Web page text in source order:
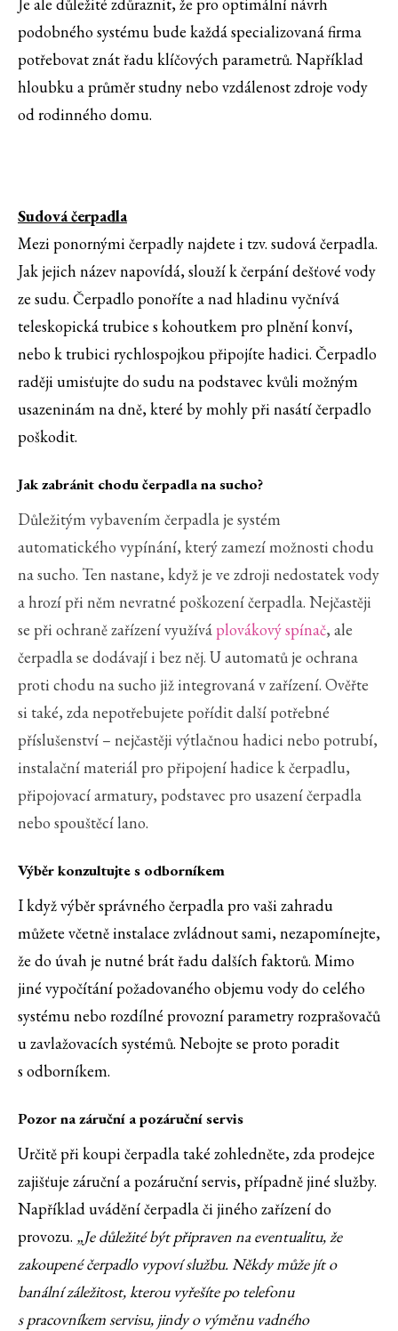
Je ale důležité zdůraznit, že pro optimální návrh
podobného systému bude každá specializovaná firma
potřebovat znát řadu klíčových parametrů. Například
hloubku a průměr studny nebo vzdálenost zdroje vody
od rodinného domu.
Sudová čerpadla
Mezi ponornými čerpadly najdete i tzv. sudová čerpadla.
Jak jejich název napovídá, slouží k čerpání dešťové vody
ze sudu. Čerpadlo ponoříte a nad hladinu vyčnívá
teleskopická trubice s kohoutkem pro plnění konví,
nebo k trubici rychlospojkou připojíte hadici. Čerpadlo
raději umisťujte do sudu na podstavec kvůli možným
usazeninám na dně, které by mohly při nasátí čerpadlo
poškodit.
Jak zabránit chodu čerpadla na sucho?
Důležitým vybavením čerpadla je systém
automatického vypínání, který zamezí možnosti chodu
na sucho. Ten nastane, když je ve zdroji nedostatek vody
a hrozí při něm nevratné poškození čerpadla. Nejčastěji
se při ochraně zařízení využíváplovákový spínač, ale
čerpadla se dodávají i bez něj. U automatů je ochrana
proti chodu na sucho již integrovaná v zařízení. Ověřte
si také, zda nepotřebujete pořídit další potřebné
příslušenství – nejčastěji výtlačnou hadici nebo potrubí,
instalační materiál pro připojení hadice k čerpadlu,
připojovací armatury, podstavec pro usazení čerpadla
nebo spouštěcí lano.
Výběr konzultujte s odborníkem
I když výběr správného čerpadla pro vaši zahradu
můžete včetně instalace zvládnout sami, nezapomínejte,
že do úvah je nutné brát řadu dalších faktorů. Mimo
jiné vypočítání požadovaného objemu vody do celého
systému nebo rozdílné provozní parametry rozprašovačů
u zavlažovacích systémů. Nebojte se proto poradit
s odborníkem.
Pozor na záruční a pozáruční servis
Určitě při koupi čerpadla také zohledněte, zda prodejce
zajišťuje záruční a pozáruční servis, případně jiné služby.
Například uvádění čerpadla či jiného zařízení do
provozu. „Je důležité být připraven na eventualitu, že
zakoupené čerpadlo vypoví službu. Někdy může jít o
banální záležitost, kterou vyřešíte po telefonu
s pracovníkem servisu, jindy o výměnu vadného